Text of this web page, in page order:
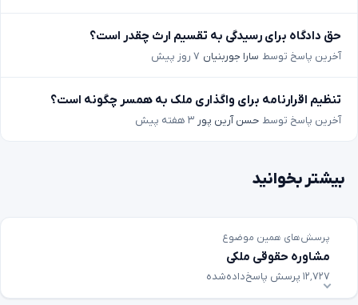
حق دادگاه برای رسیدگی به تقسیم ارث چقدر است؟
آخرین پاسخ توسط سارا جوربنیان ۷ روز پیش
تنظیم اقرارنامه برای واگذاری ملک به همسر چگونه است؟
آخرین پاسخ توسط حسن آرین پور ۳ هفته پیش
بیشتر بخوانید
پرسش‌های همین موضوع
مشاوره حقوقی ملکی
۱۲٬۷۲۷ پرسش پاسخ‌داده‌شده